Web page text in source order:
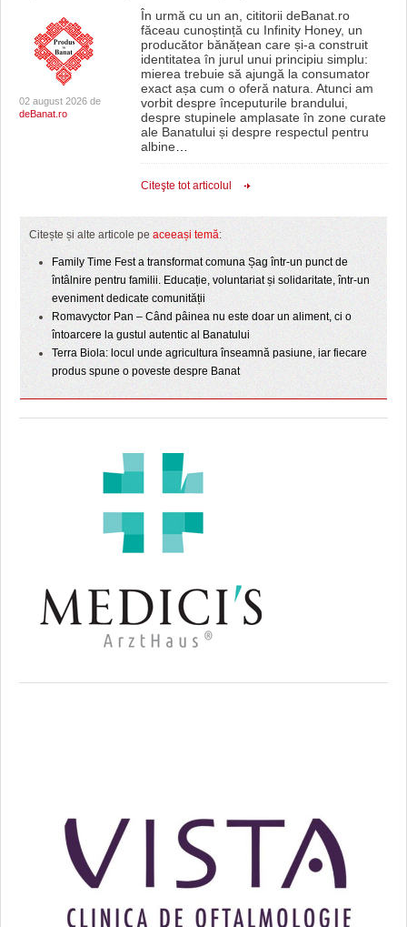
02 august 2026 de
deBanat.ro
În urmă cu un an, cititorii deBanat.ro
făceau cunoștință cu Infinity Honey, un
producător bănățean care și-a construit
identitatea în jurul unui principiu simplu:
mierea trebuie să ajungă la consumator
exact așa cum o oferă natura. Atunci am
vorbit despre începuturile brandului,
despre stupinele amplasate în zone curate
ale Banatului și despre respectul pentru
albine…
Citeşte tot articolul
Citește și alte articole pe aceeași temă:
Family Time Fest a transformat comuna Șag într-un punct de
întâlnire pentru familii. Educație, voluntariat și solidaritate, într-un
eveniment dedicate comunității
Romavyctor Pan – Când pâinea nu este doar un aliment, ci o
întoarcere la gustul autentic al Banatului
Terra Biola: locul unde agricultura înseamnă pasiune, iar fiecare
produs spune o poveste despre Banat